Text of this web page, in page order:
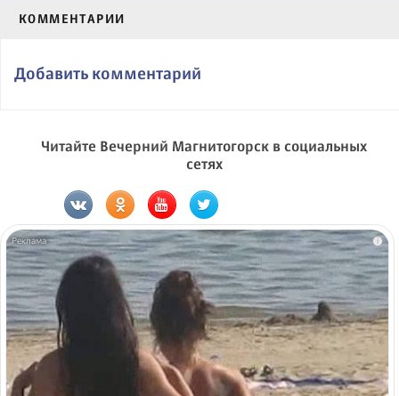
КОММЕНТАРИИ
Добавить комментарий
Читайте Вечерний Магнитогорск в социальных
сетях
i